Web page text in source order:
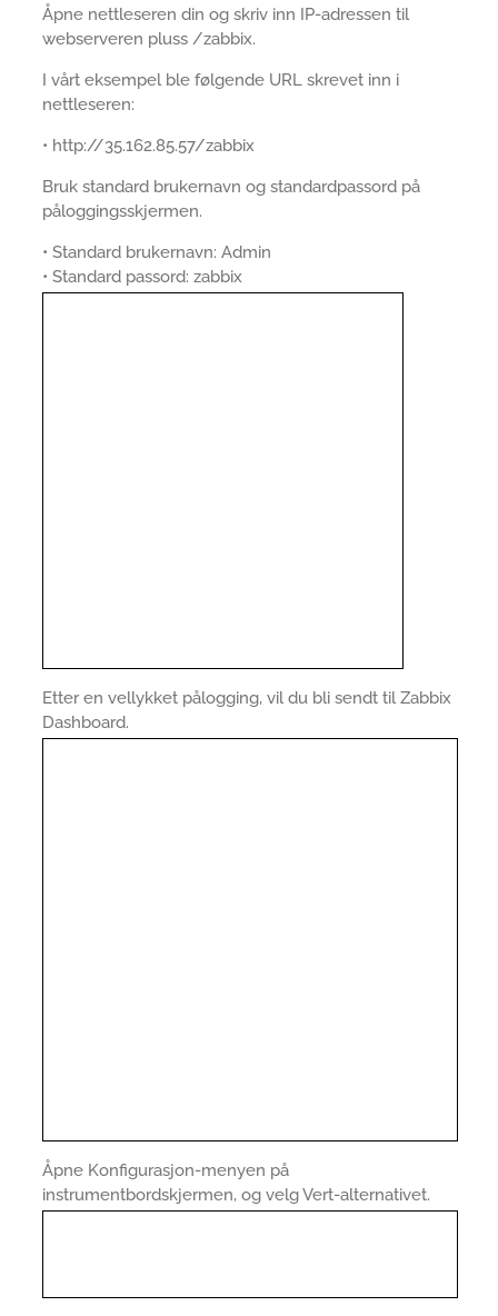
Åpne nettleseren din og skriv inn IP-adressen til
webserveren pluss /zabbix.
I vårt eksempel ble følgende URL skrevet inn i
nettleseren:
• http://35.162.85.57/zabbix
Bruk standard brukernavn og standardpassord på
påloggingsskjermen.
• Standard brukernavn: Admin
• Standard passord: zabbix
Etter en vellykket pålogging, vil du bli sendt til Zabbix
Dashboard.
Åpne Konfigurasjon-menyen på
instrumentbordskjermen, og velg Vert-alternativet.